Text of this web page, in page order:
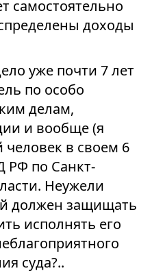
самостоятельно
доходы
уже почти 7 лет
по особо
делам,
и вообще (я
в своем 6
РФ по Санкт-
Неужели
должен защищать
исполнять его
суда?..